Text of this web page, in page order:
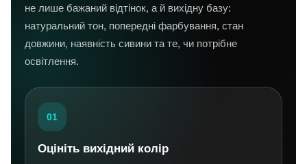
не лише бажаний відтінок, а й вихідну базу:
натуральний тон, попередні фарбування, стан
довжини, наявність сивини та те, чи потрібне
освітлення.
01
Оцініть вихідний колір